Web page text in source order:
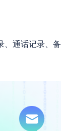
、通话记录、备